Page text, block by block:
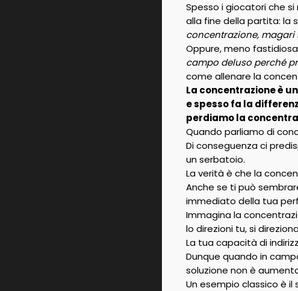
Spesso i giocatori che
alla fine della partita: la
concentrazione,
Oppure, meno
campo deluso perché
come allenare la
La concentrazione è
e spesso fa la
perdiamo la
Quando parliamo di
Di conseguenza ci
un serbatoio.
La verità è che la
Anche se ti può
immediato della tua
Immagina la
lo direzioni tu, si
La tua capacità di
Dunque quando in
soluzione non è
Un esempio classico è il